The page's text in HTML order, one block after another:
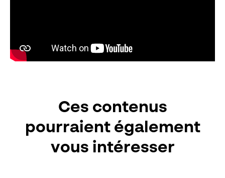
Ces contenus
pourraient également
vous intéresser